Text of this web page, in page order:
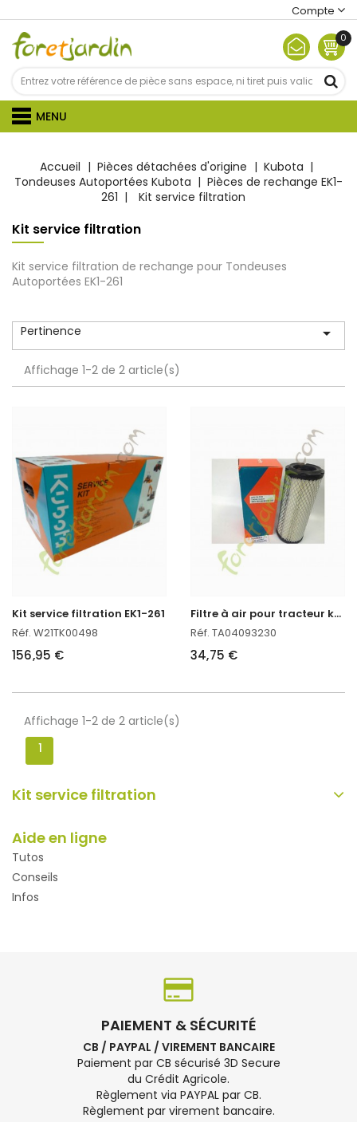
Compte
0
MENU
Accueil Pièces détachées d'origine
Kubota
Tondeuses Autoportées Kubota
Pièces de rechange EK1-
261
Kit service filtration
Kit service filtration
Kit service filtration de rechange pour Tondeuses
Autoportées EK1-261
Pertinence 
Affichage 1-2 de 2 article(s)
Kit service filtration EK1-261
Réf. W21TK00498
156,95 €
F
iltre à air pour tracteur kubota
Réf. TA04093230
34,75 €
Affichage 1-2 de 2 article(s)
1
Kit service filtration
Aide en ligne
Tutos
Conseils
Infos
PAIEMENT & SÉCURITÉ
CB / PAYPAL / VIREMENT BANCAIRE
Paiement par CB sécurisé 3D Secure
du Crédit Agricole.
Règlement via PAYPAL par CB.
Règlement par virement bancaire.